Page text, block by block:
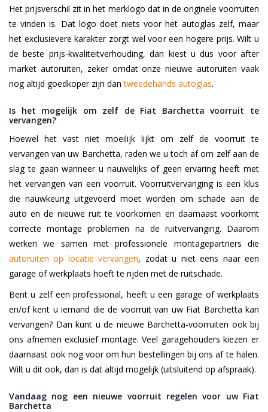
Het prijsverschil zit in het merklogo dat in de originele voorruiten
te vinden is. Dat logo doet niets voor het autoglas zelf, maar
het exclusievere karakter zorgt wel voor een hogere prijs. Wilt u
de beste prijs-kwaliteitverhouding, dan kiest u dus voor after
market autoruiten, zeker omdat onze nieuwe autoruiten vaak
nog altijd goedkoper zijn dantweedehands autoglas.
Is het mogelijk om zelf de Fiat Barchetta voorruit te
vervangen?
Hoewel het vast niet moeilijk lijkt om zelf de voorruit te
vervangen van uw Barchetta, raden we u toch af om zelf aan de
slag te gaan wanneer u nauwelijks of geen ervaring heeft met
het vervangen van een voorruit. Voorruitvervanging is een klus
die nauwkeurig uitgevoerd moet worden om schade aan de
auto en de nieuwe ruit te voorkomen en daarnaast voorkomt
correcte montage problemen na de ruitvervanging. Daarom
werken we samen met professionele montagepartners die
autoruiten op locatie vervangen, zodat u niet eens naar een
garage of werkplaats hoeft te rijden met de ruitschade.
Bent u zelf een professional, heeft u een garage of werkplaats
en/of kent u iemand die de voorruit van uw Fiat Barchetta kan
vervangen? Dan kunt u de nieuwe Barchetta-voorruiten ook bij
ons afnemen exclusief montage. Veel garagehouders kiezen er
daarnaast ook nog voor om hun bestellingen bij ons af te halen.
Wilt u dit ook, dan is dat altijd mogelijk (uitsluitend op afspraak).
Vandaag nog een nieuwe voorruit regelen voor uw Fiat
Barchetta